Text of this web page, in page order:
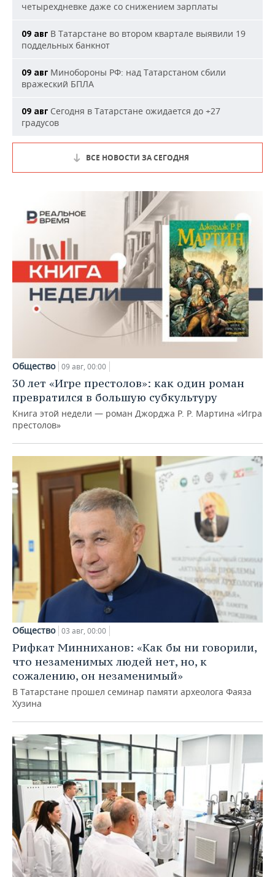
четырехдневке даже со снижением зарплаты
09 авг В Татарстане во втором квартале выявили 19
поддельных банкнот
09 авг Минобороны РФ: над Татарстаном сбили
вражеский БПЛА
09 авг Сегодня в Татарстане ожидается до +27
градусов
ВСЕ НОВОСТИ ЗА СЕГОДНЯ
Общество 09 авг, 00:00
30 лет «Игре престолов»: как один роман
превратился в большую субкультуру
Книга этой недели — роман Джорджа Р. Р. Мартина «Игра
престолов»
Общество 03 авг, 00:00
Рифкат Минниханов: «Как бы ни говорили,
что незаменимых людей нет, но, к
сожалению, он незаменимый»
В Татарстане прошел семинар памяти археолога Фаяза
Хузина